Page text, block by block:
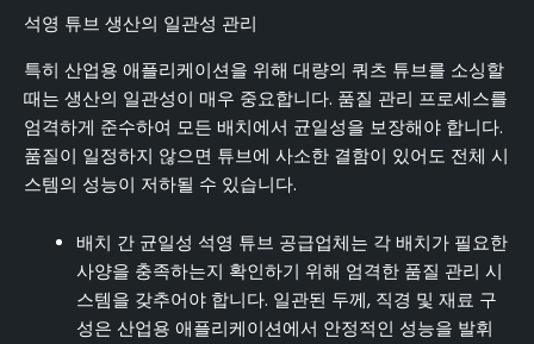
석영 튜브 생산의 일관성 관리
특히 산업용 애플리케이션을 위해 대량의 쿼츠 튜브를 소싱할
때는 생산의 일관성이 매우 중요합니다. 품질 관리 프로세스를
엄격하게 준수하여 모든 배치에서 균일성을 보장해야 합니다.
품질이 일정하지 않으면 튜브에 사소한 결함이 있어도 전체 시
스템의 성능이 저하될 수 있습니다.
배치 간 균일성 석영 튜브 공급업체는 각 배치가 필요한
사양을 충족하는지 확인하기 위해 엄격한 품질 관리 시
스템을 갖추어야 합니다. 일관된 두께, 직경 및 재료 구
성은 산업용 애플리케이션에서 안정적인 성능을 발휘